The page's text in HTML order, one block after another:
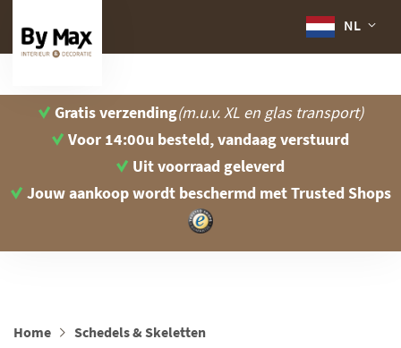
NL
Gratis verzending(m.u.v. XL en glas transport)
Voor 14:00u besteld, vandaag verstuurd
Uit voorraad geleverd
Jouw aankoop wordt beschermd met Trusted Shops
Home
Schedels & Skeletten